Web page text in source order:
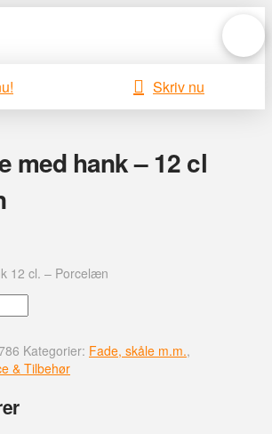
Skriv nu
med hank – 12 cl
12 cl. – Porcelæn
Kategorier: Fade, skåle m.m.,
& Tilbehør